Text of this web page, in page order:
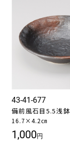
43-41-677
備前風石目5.5浅鉢
16.7×4.2㎝
1,000円